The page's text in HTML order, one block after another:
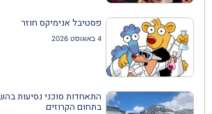
פסטיבל אנימיקס חוזר
4 באוגוסט 2026
התאחדות סוכני נסיעות
בתחום הקרוזים